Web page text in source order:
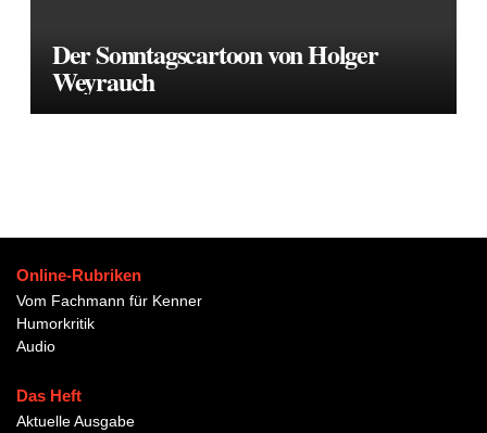
Der Sonntagscartoon von Holger
Weyrauch
Online-Rubriken
Vom Fachmann für Kenner
Humorkritik
Audio
Das Heft
Aktuelle Ausgabe